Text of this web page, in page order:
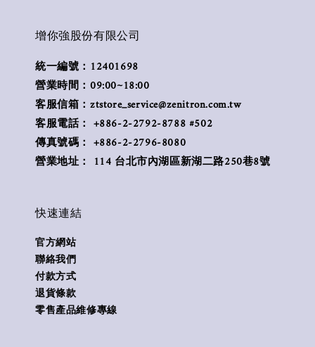
增你強股份有限公司
統一編號：12401698
營業時間：09:00~18:00
客服信箱：ztstore_service@zenitron.com.tw
客服電話： +886-2-2792-8788 #502
傳真號碼： +886-2-2796-8080
營業地址： 114 台北市內湖區新湖二路250巷8號
快速連結
官方網站
聯絡我們
付款方式
退貨條款
零售產品維修專線